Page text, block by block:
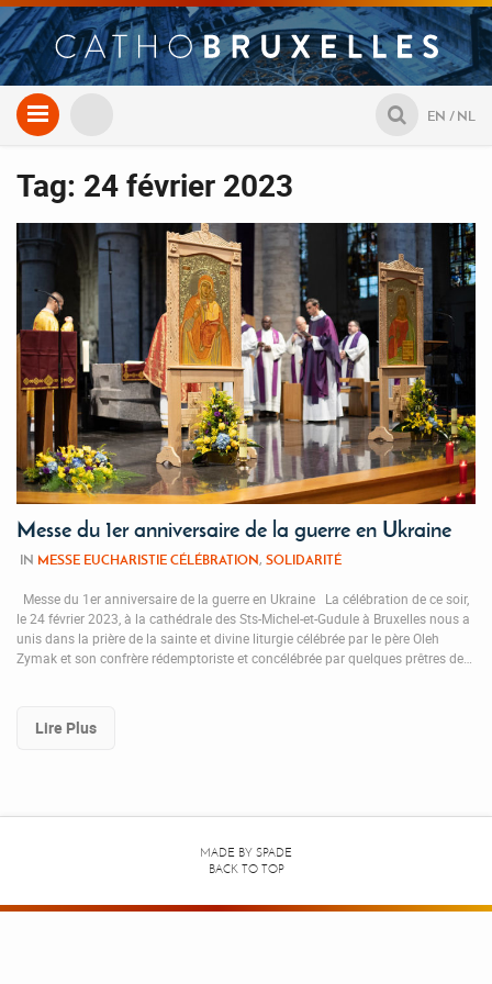
Aller
au
NL
EN
Tag: 24 février 2023
Messe du 1er anniversaire de la guerre en Ukraine
IN MESSE EUCHARISTIE CÉLÉBRATION, SOLIDARITÉ
Messe du 1er anniversaire de la guerre en Ukraine La célébration de ce soir,
le 24 février 2023, à la cathédrale des Sts-Michel-et-Gudule à Bruxelles nous a
unis dans la prière de la sainte et divine liturgie célébrée par le père Oleh
Zymak et son confrère rédemptoriste et concélébrée par quelques prêtres de…
Lire Plus
MADE BY SPADE
BACK TO TOP